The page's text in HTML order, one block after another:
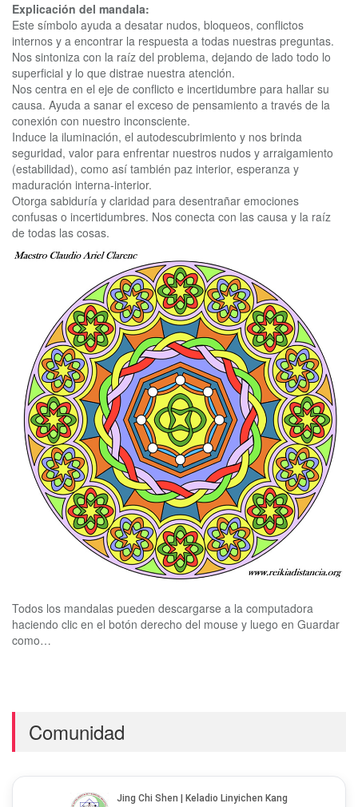
Explicación del mandala:
Este símbolo ayuda a desatar nudos, bloqueos, conflictos
internos y a encontrar la respuesta a todas nuestras preguntas.
Nos sintoniza con la raíz del problema, dejando de lado todo lo
superficial y lo que distrae nuestra atención.
Nos centra en el eje de conflicto e incertidumbre para hallar su
causa. Ayuda a sanar el exceso de pensamiento a través de la
conexión con nuestro inconsciente.
Induce la iluminación, el autodescubrimiento y nos brinda
seguridad, valor para enfrentar nuestros nudos y arraigamiento
(estabilidad), como así también paz interior, esperanza y
maduración interna-interior.
Otorga sabiduría y claridad para desentrañar emociones
confusas o incertidumbres. Nos conecta con las causa y la raíz
de todas las cosas.
Todos los mandalas pueden descargarse a la computadora
haciendo clic en el botón derecho del mouse y luego en Guardar
como…
Comunidad